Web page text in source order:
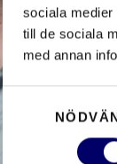
sociala
till de sociala
med annan
Samtyckesval